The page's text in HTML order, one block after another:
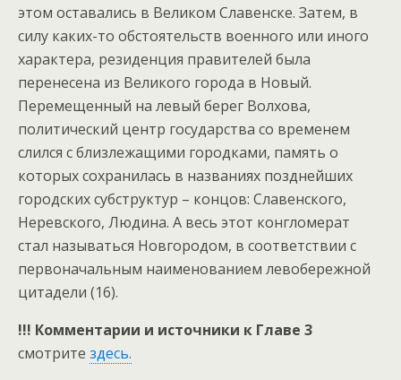
этом оставались в Великом Славенске. Затем, в
силу каких-то обстоятельств военного или иного
характера, резиденция правителей была
перенесена из Великого города в Новый.
Перемещенный на левый берег Волхова,
политический центр государства со временем
слился с близлежащими городками, память о
которых сохранилась в названиях позднейших
городских субструктур – концов: Славенского,
Неревского, Людина. А весь этот конгломерат
стал называться Новгородом, в соответствии с
первоначальным наименованием левобережной
цитадели (16).
!!! Комментарии и источники к Главе 3
смотрите здесь.